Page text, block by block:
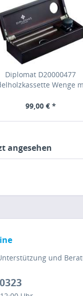
Diplomat D20000477
Wenge
99,00 € *
angesehen
und